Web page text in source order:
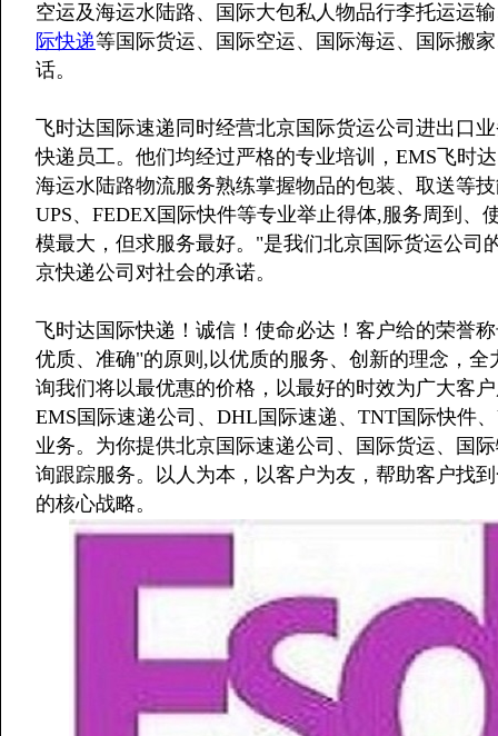
空运及海运水陆路、国际大包私人物品行李托运运
际快递等国际货运、国际空运、国际海运、国际搬
话。
飞时达国际速递同时经营北京国际货运公司进出口
快递员工。他们均经过严格的专业培训，EMS飞时
海运水陆路物流服务熟练掌握物品的包装、取送等
UPS、FEDEX国际快件等专业举止得体,服务周到
模最大，但求服务最好。"是我们北京国际货运公司
京快递公司对社会的承诺。
飞时达国际快递！诚信！使命必达！客户给的荣誉
优质、准确"的原则,以优质的服务、创新的理念，
询我们将以最优惠的价格，以最好的时效为广大客
EMS国际速递公司、DHL国际速递、TNT国际快件
业务。为你提供北京国际速递公司、国际货运、国
询跟踪服务。以人为本，以客户为友，帮助客户找
的核心战略。